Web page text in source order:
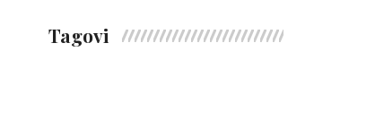
Tagovi